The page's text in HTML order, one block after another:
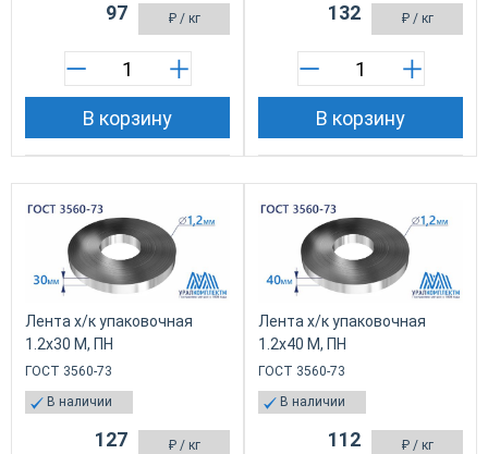
₽ / кг
97
В корзину
₽ / кг
132
В корзину
Лента х/к упаковочная
1.2х30 М, ПН
ГОСТ 3560-73
В наличии
₽ / кг
127
Лента х/к упаковочная
1.2x40 М, ПН
ГОСТ 3560-73
В наличии
₽ / кг
112